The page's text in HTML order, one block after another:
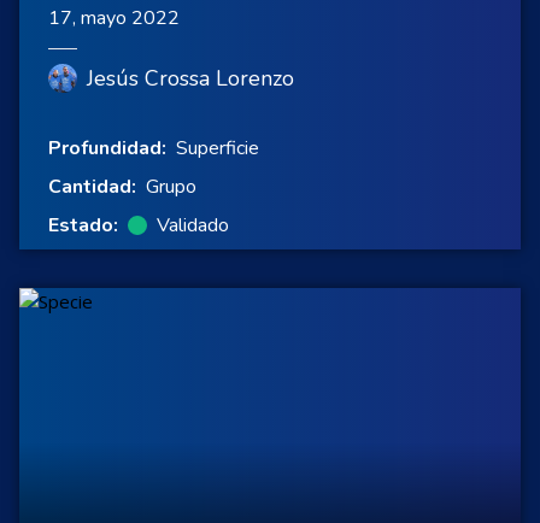
17, mayo 2022
Jesús Crossa Lorenzo
Profundidad: Superficie
Cantidad: Grupo
Estado:
Validado